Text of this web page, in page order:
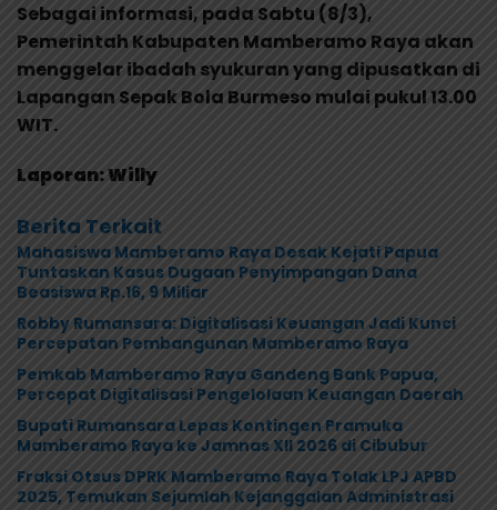
Sebagai informasi, pada Sabtu (8/3),
Pemerintah Kabupaten Mamberamo Raya akan
menggelar ibadah syukuran yang dipusatkan di
Lapangan Sepak Bola Burmeso mulai pukul 13.00
WIT.
Laporan: Willy
Berita Terkait
Mahasiswa Mamberamo Raya Desak Kejati Papua
Tuntaskan Kasus Dugaan Penyimpangan Dana
Beasiswa Rp.16, 9 Miliar
Robby Rumansara: Digitalisasi Keuangan Jadi Kunci
Percepatan Pembangunan Mamberamo Raya
Pemkab Mamberamo Raya Gandeng Bank Papua,
Percepat Digitalisasi Pengelolaan Keuangan Daerah
Bupati Rumansara Lepas Kontingen Pramuka
Mamberamo Raya ke Jamnas XII 2026 di Cibubur
Fraksi Otsus DPRK Mamberamo Raya Tolak LPJ APBD
2025, Temukan Sejumlah Kejanggalan Administrasi